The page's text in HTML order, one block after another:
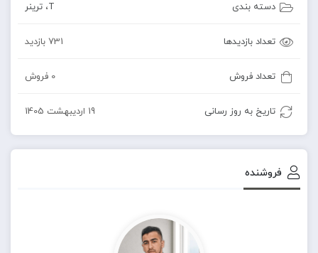
دسته بندی T، ترینر
تعداد بازدیدها 731 بازدید
تعداد فروش 0 فروش
تاریخ به روز رسانی 19 اردیبهشت 1405
فروشنده